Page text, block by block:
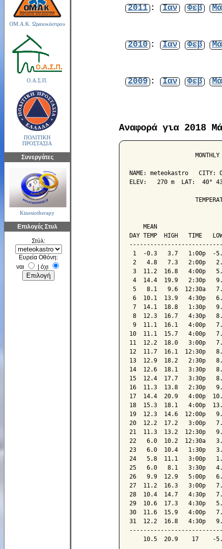
ΟΜ.Α.Κ. Ωραιοκάστρου
Ο.Α.Σ.Π.
ΠΟΛΙΤΙΚΗ
ΠΡΟΣΤΑΣΙΑ
Συνεργάτες
Kinesiotherapy
Επιλογές Στυλ
Στύλ:
Ευρεία Οθόνη:
ναι
όχι
2011 : Ιαν Φεβ
2010 : Ιαν Φεβ
2009 : Ιαν Φεβ
Αναφορά για 2018
NAME: meteokastro   CITY:
ELEV:   270 m  LAT:  40°
MEAN
DAY TEMP  HIGH   TIME
1  -0.3   3.7   1:00p  -
2   4.8   7.3   2:00p
3  11.2  16.8   4:00p
4  14.4  19.9   2:30p
5   8.1   9.6  12:30a
6  10.1  13.9   4:30p
7  14.1  18.8   1:30p
8  12.3  16.7   4:30p
9  11.1  16.1   4:00p
10  11.1  15.7   4:00p
11  12.2  18.0   3:00p
12  11.7  16.1  12:30p
13  12.9  18.2   2:30p
14  12.6  18.1   3:30p
15  12.4  17.7   3:30p
16  11.3  13.8   2:30p
17  14.4  20.9   4:00p
18  15.3  18.1   4:00p
19  12.3  14.6  12:00p
20  12.2  17.2   3:00p
21  11.3  13.2  12:30p
22   6.0  10.2  12:30a
23   6.0  10.4   1:30p
24   5.8  11.1   3:00p
25   6.0   8.1   3:30p
26   9.9  12.9   5:00p
27  11.2  16.3   3:00p
28  10.4  14.7   4:30p
29  10.6  17.3   4:30p
30  11.6  15.9   4:00p
31  12.2  16.8   4:30p
10.5  20.9    17    -